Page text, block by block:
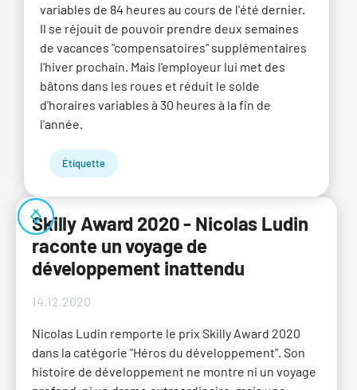
variables de 84 heures au cours de l'été dernier.
Il se réjouit de pouvoir prendre deux semaines
de vacances "compensatoires" supplémentaires
l'hiver prochain. Mais l'employeur lui met des
bâtons dans les roues et réduit le solde
d'horaires variables à 30 heures à la fin de
l'année.
Étiquette
Skilly Award 2020 - Nicolas Ludin
raconte un voyage de
développement inattendu
14.12.2020
Nicolas Ludin remporte le prix Skilly Award 2020
dans la catégorie "Héros du développement". Son
histoire de développement ne montre ni un voyage